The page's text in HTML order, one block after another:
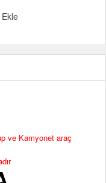
ve Kamyonet araç